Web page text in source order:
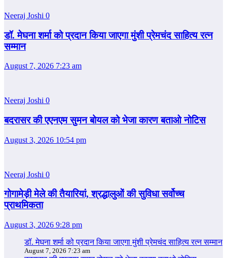
Neeraj Joshi 0
डॉ. मेघना शर्मा को प्रदान किया जाएगा मुंशी प्रेमचंद साहित्य रत्न
सम्‍मान
August 7, 2026 7:23 am
Neeraj Joshi 0
बदरासर की एएनएम सुमन बोयल को भेजा कारण बताओ नोटिस
August 3, 2026 10:54 pm
Neeraj Joshi 0
गोगामेड़ी मेले की तैयारियां, श्रद्धालुओं की सुविधा सर्वोच्च
प्राथमिकता
August 3, 2026 9:28 pm
डॉ. मेघना शर्मा को प्रदान किया जाएगा मुंशी प्रेमचंद साहित्य रत्न सम्‍मान
August 7, 2026 7:23 am